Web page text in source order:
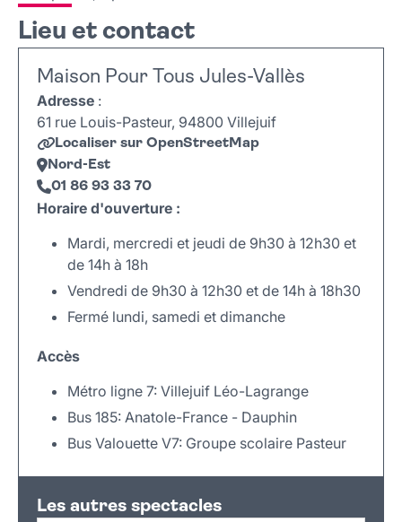
Lieu et contact
Maison Pour Tous Jules-Vallès
Adresse :
61 rue Louis-Pasteur, 94800 Villejuif
Localiser sur OpenStreetMap
Nord-Est
01 86 93 33 70
Horaire d'ouverture :
Mardi, mercredi et jeudi de 9h30 à 12h30 et
de 14h à 18h
Vendredi de 9h30 à 12h30 et de 14h à 18h30
Fermé lundi, samedi et dimanche
Accès
Métro ligne 7: Villejuif Léo-Lagrange
Bus 185: Anatole-France - Dauphin
Bus Valouette V7: Groupe scolaire Pasteur
+
−
Leaflet |©OpenStreetMap
Les autres spectacles